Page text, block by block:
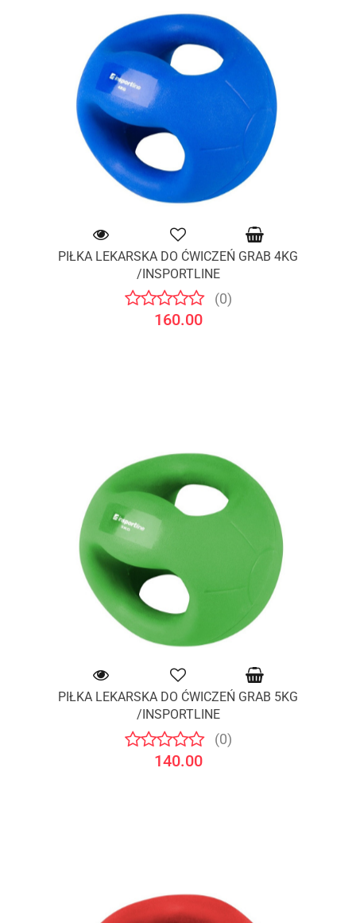
PIŁKA LEKARSKA DO ĆWICZEŃ GRAB 4KG
/INSPORTLINE
(0)
160.00
PIŁKA LEKARSKA DO ĆWICZEŃ GRAB 5KG
/INSPORTLINE
(0)
140.00